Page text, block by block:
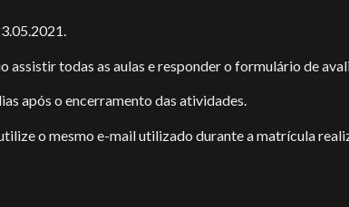
assistir todas as aulas e responder o formulário de
após o encerramento das atividades.
o mesmo e-mail utilizado durante a matrícula